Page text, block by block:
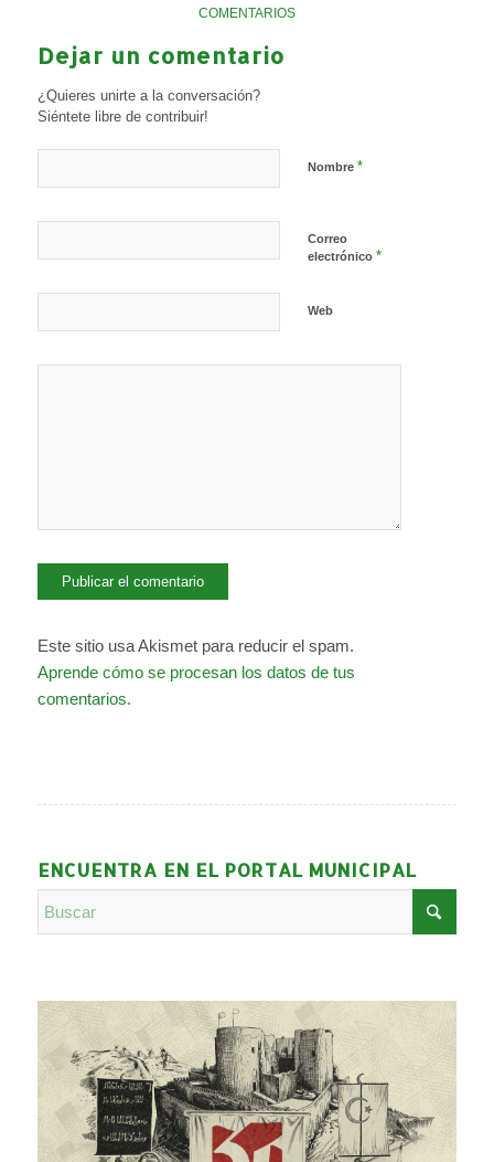
COMENTARIOS
Dejar un comentario
¿Quieres unirte a la conversación?
Siéntete libre de contribuir!
Nombre *
Correo
electrónico *
Web
Este sitio usa Akismet para reducir el spam.
Aprende cómo se procesan los datos de tus
comentarios.
ENCUENTRA EN EL PORTAL MUNICIPAL